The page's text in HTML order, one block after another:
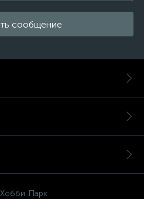
сообщение
Парк